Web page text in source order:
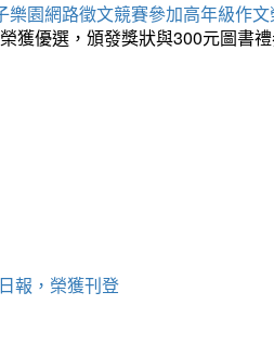
園網路徵文競賽參加高年級作
獲優選，頒發獎狀與300元圖書
報，榮獲刊登